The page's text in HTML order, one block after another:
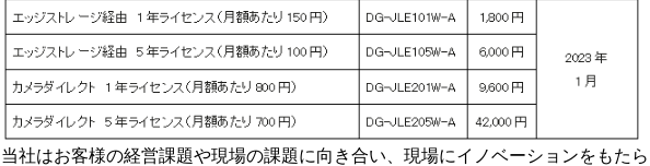
当社はお客様の経営課題や現場の課題に向き合い、現場にイノベーションをもたら